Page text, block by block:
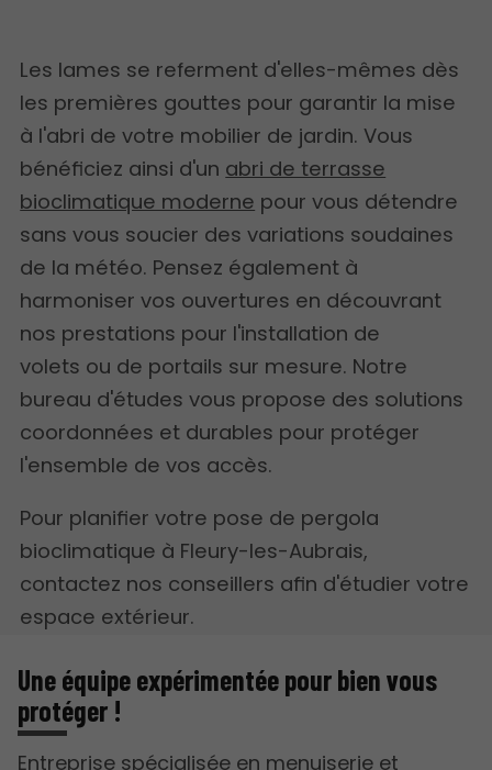
Les lames se referment d'elles-mêmes dès
les premières gouttes pour garantir la mise
à l'abri de votre mobilier de jardin. Vous
bénéficiez ainsi d'un abri de terrasse
bioclimatique moderne pour vous détendre
sans vous soucier des variations soudaines
de la météo. Pensez également à
harmoniser vos ouvertures en découvrant
nos prestations pour l'installation de
volets ou de portails sur mesure. Notre
bureau d'études vous propose des solutions
coordonnées et durables pour protéger
l'ensemble de vos accès.
Pour planifier votre pose de pergola
bioclimatique à Fleury-les-Aubrais,
contactez nos conseillers afin d'étudier votre
espace extérieur.
Une équipe expérimentée pour bien vous
protéger !
Entreprise spécialisée en menuiserie et